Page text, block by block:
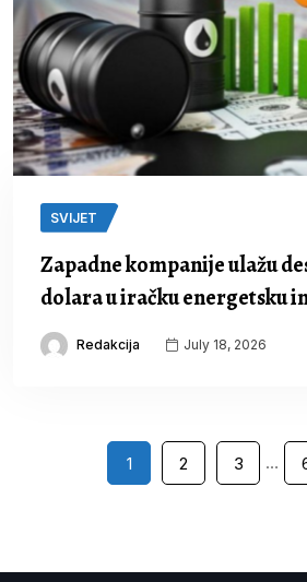
SVIJET
Zapadne kompanije ulažu
dolara u iračku energetsku
Redakcija July 18, 2026
1 2 3 …